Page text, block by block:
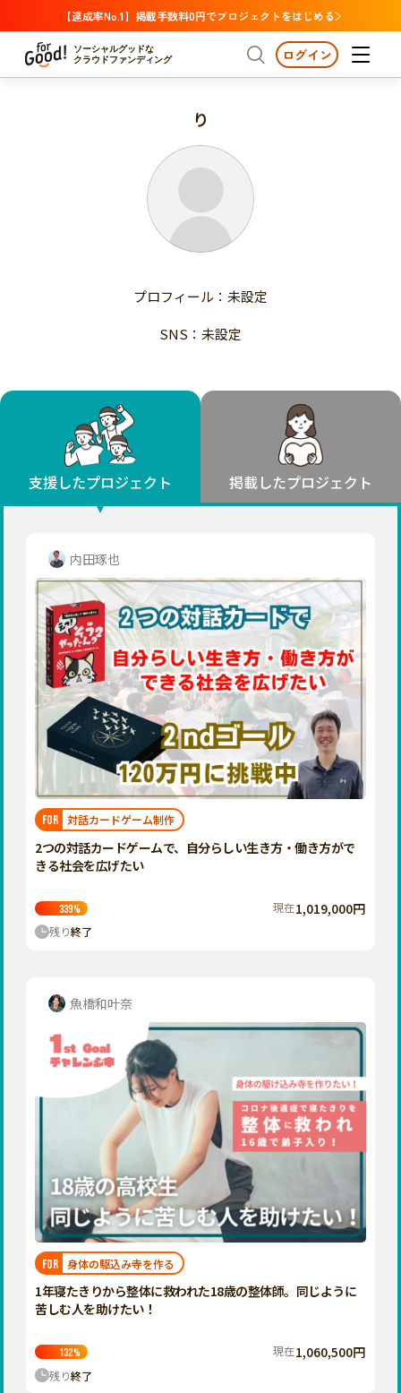
【達成率No.1】掲載手数料0円でプロジェクトをはじめる
ソーシャルグッドな
クラウドファンディング
プロジェクトからさがす 注目
支援金額が多い
支援人数が多い
終了日が近い
国際協力
子ども・教育
フード・農業
文化
環境・エシカル
人権・マイノリティ
社会貢献
地域からさがす 北海道・東北
北海道
宮城
山形
福島
関東
群馬
千葉
神奈川
福井
長野
岐阜
静岡
近畿
三重
滋賀
大阪
奈良
支援金額が多い
終了日が近い
カテゴリーからさがす
医療・福祉
子ども・教育
人権・マイノリティ
北海道 青森 岩手 宮城
秋田
福島
茨城 栃木 群馬
千葉
東京
神奈川
新潟 富山
長野
岐阜 静岡 愛知
三重 滋賀 京都 大阪
兵庫
奈良
和歌山
中国
鳥取 島根 岡山 広島 山口
徳島 香川 愛媛 高知
九州・沖縄
福岡 佐賀 長崎
鹿児島
ログイン
り
プロフィール：未設定
SNS：未設定
支援したプロジェクト 掲載したプロジェクト
内田琢也
FOR 対話カードゲーム制作
2つの対話カードゲームで、自分らしい生き方・働き方がで
きる社会を広げたい
339% 現在1,019,000円
残り終了
魚橋和叶奈
FOR 身体の駆込み寺を作る
1年寝たきりから整体に救われた18歳の整体師。同じように
苦しむ人を助けたい！
132% 現在1,060,500円
残り終了